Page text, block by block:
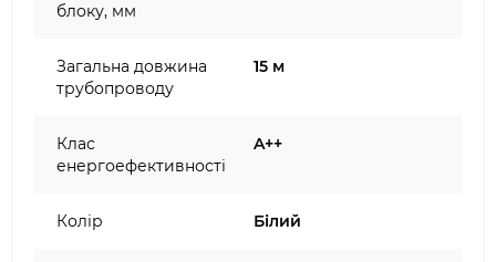
блоку, мм
Загальна довжина
трубопроводу
15 м
Клас
енергоефективності
A++
Колір Білий